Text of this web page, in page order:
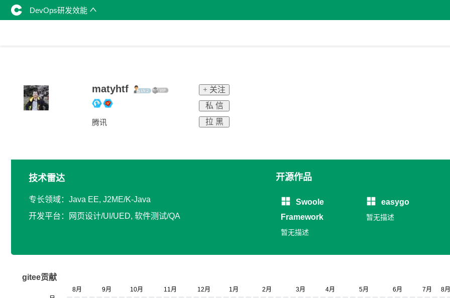
DevOps研发效能
matyhtf
腾讯
+ 关注
私 信
拉 黑
技术雷达
专长领域：Java EE, J2ME/K-Java
开发平台：网页设计/UI/UED, 软件测试/QA
开源作品
Swoole
Framework
暂无描述
easygo
暂无描述
gitee贡献